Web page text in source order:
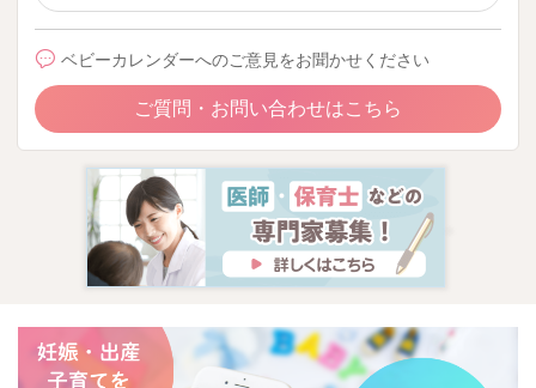
ベビーカレンダーへのご意見をお聞かせください
ご質問・お問い合わせはこちら